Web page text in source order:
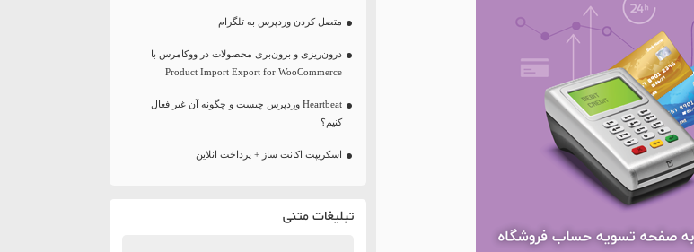
متصل کردن وردپرس به تلگرام
درون‌ریزی و برون‌بری محصولات در ووکامرس با
Product Import Export for WooCommerce
Heartbeat وردپرس چیست و چگونه آن غیر فعال
کنیم؟
اسکریپت اکانت ساز + پرداخت انلاین
تبلیغات متنی